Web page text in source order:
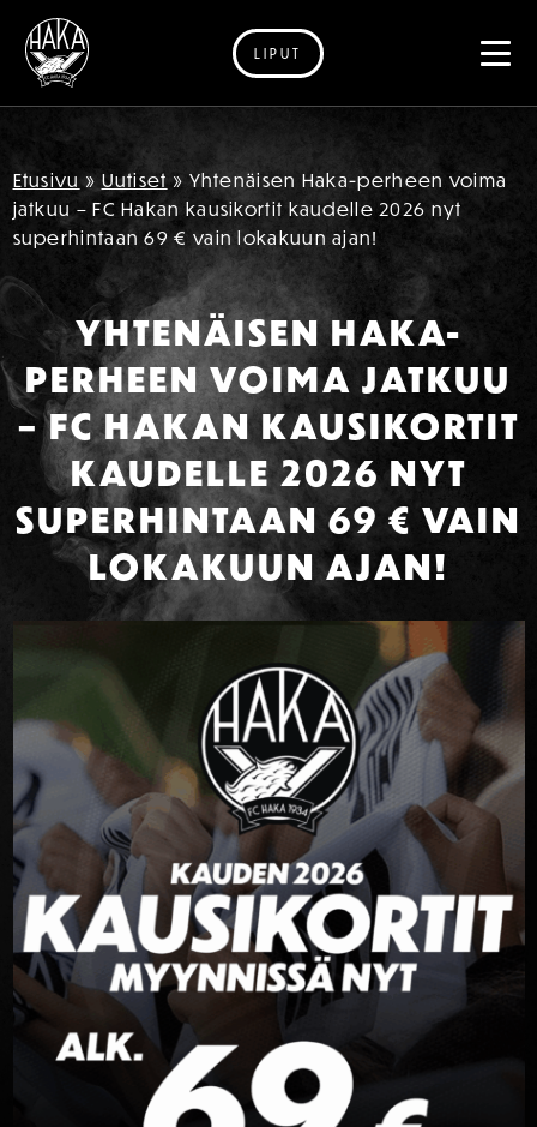
Siirry sisältöön
LIPUT
Etusivu » Uutiset » Yhtenäisen Haka-perheen voima
jatkuu – FC Hakan kausikortit kaudelle 2026 nyt
superhintaan 69 € vain lokakuun ajan!
YHTENÄISEN HAKA-
PERHEEN VOIMA JATKUU
– FC HAKAN KAUSIKORTIT
KAUDELLE 2026 NYT
SUPERHINTAAN 69 € VAIN
LOKAKUUN AJAN!